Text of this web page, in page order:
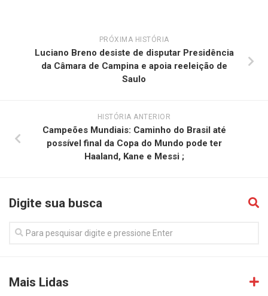
PRÓXIMA HISTÓRIA
Luciano Breno desiste de disputar Presidência
da Câmara de Campina e apoia reeleição de
Saulo
HISTÓRIA ANTERIOR
Campeões Mundiais: Caminho do Brasil até
possível final da Copa do Mundo pode ter
Haaland, Kane e Messi ;
Digite sua busca
Mais Lidas